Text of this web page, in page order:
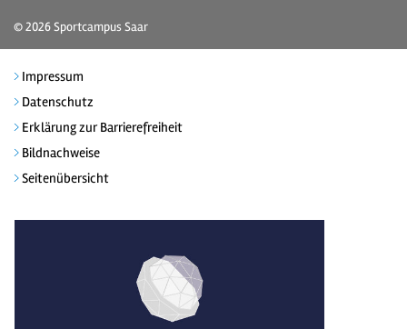
© 2026Sportcampus Saar
Impressum
Datenschutz
Erklärung zur Barrierefreiheit
Bildnachweise
Seitenübersicht